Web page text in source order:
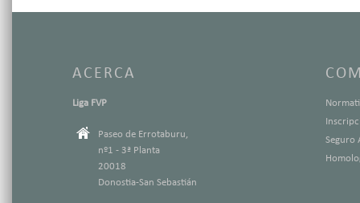
ACERCA
Liga FVP
Paseo de Errotaburu,
nº1 - 3ª Planta
20018
Donostia-San Sebastián
Seguro